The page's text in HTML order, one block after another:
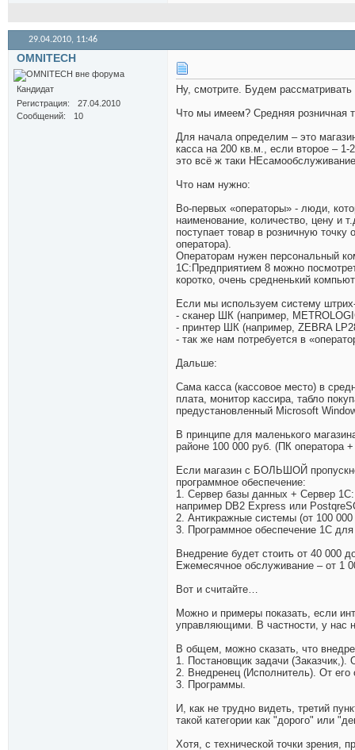
29.04.2010, 11:46
OMNITECH
Кандидат
Регистрация
27.04.2010
Сообщений
10
Ну, смотрите. Будем
Что мы имеем? Средняя розничная
Для начала определим – это
касса на 200 кв.м., если второе –
это всё ж таки
Что нам нужно:
Во-первых «операторы» - люди,
наименование, количество, цену и
поступает товар в розничную
оператора).
Операторам нужен персональный
1С:Предприятием 8 можно
коротко, очень средненький
Если мы используем систему
- сканер ШК (например,
- принтер ШК (например, ZEBRA
- так же нам потребуется в
Дальше:
Сама касса (кассовое место) в
плата, монитор кассира, табло
предустановленный Microsoft
В принципе для маленького
районе 100 000 руб. (ПК оператора
Если магазин с БОЛЬШОЙ
программное обеспечение:
1. Сервер базы данных + Сервер
например DB2 Express или
2. Антикражные системы (от 100
3. Программное обеспечение 1С
Внедрение будет стоить от 40 000
Ежемесячное обслуживание – от 1
Вот и считайте…
Можно и примеры показать, если
управляющими. В частности, у нас
В общем, можно сказать, что
1. Постановщик задачи
2. Внедренец (Исполнитель). От его
3. Программы.
И, как не трудно видеть, третий
такой категории как "дорого" или
Хотя, с технической точки зрения,